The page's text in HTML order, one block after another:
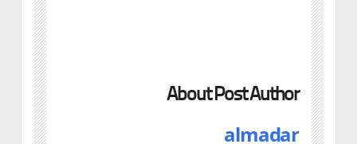
About Post Author
almadar